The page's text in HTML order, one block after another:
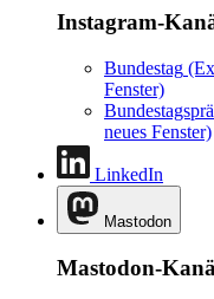
Instagram-
Bundestag
Fenster)
neues Fenster)
LinkedIn
Mastodon
Mastodon-